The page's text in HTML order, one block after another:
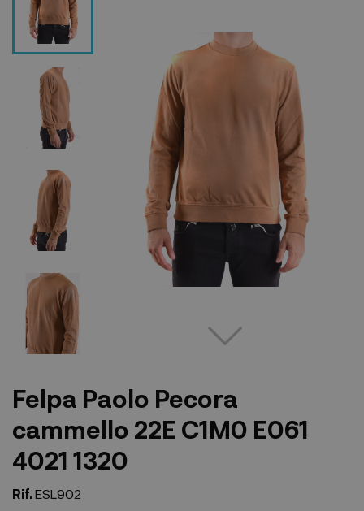
Felpa Paolo Pecora
cammello 22E C1M0 E061
4021 1320
Rif.ESL902